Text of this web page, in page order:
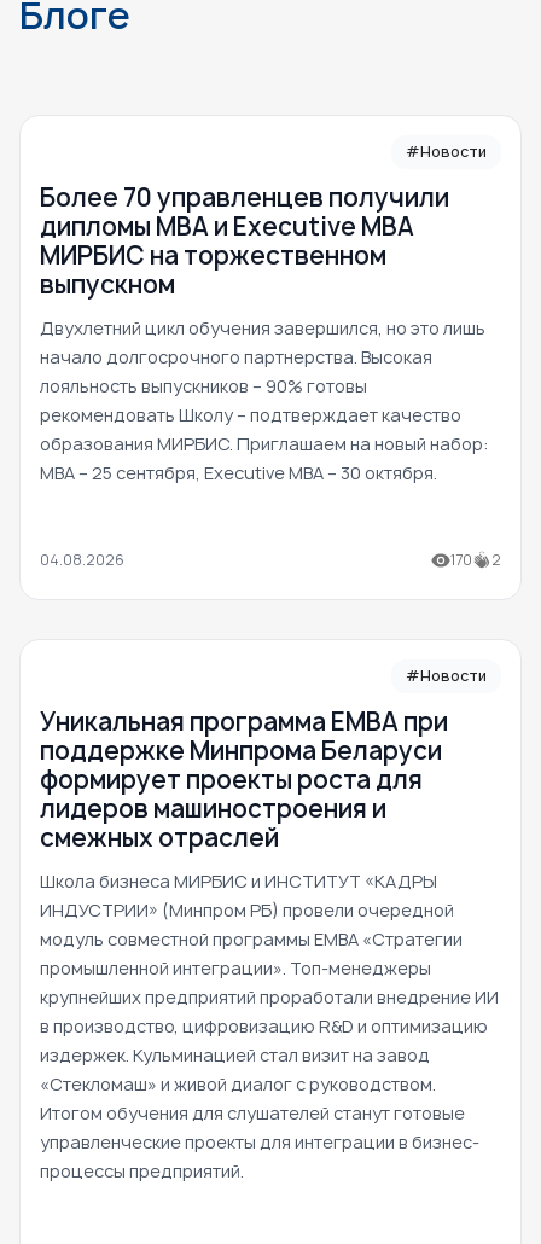
Блоге
#Новости
Более 70 управленцев получили
дипломы MBA и Executive MBA
МИРБИС на торжественном
выпускном
Двухлетний цикл обучения завершился, но это лишь
начало долгосрочного партнерства. Высокая
лояльность выпускников – 90% готовы
рекомендовать Школу – подтверждает качество
образования МИРБИС. Приглашаем на новый набор:
MBA – 25 сентября, Executive MBA – 30 октября.
04.08.2026 170 2
#Новости
Уникальная программа ЕМВА при
поддержке Минпрома Беларуси
формирует проекты роста для
лидеров машиностроения и
смежных отраслей
Школа бизнеса МИРБИС и ИНСТИТУТ «КАДРЫ
ИНДУСТРИИ» (Минпром РБ) провели очередной
модуль совместной программы EMBA «Стратегии
промышленной интеграции». Топ-менеджеры
крупнейших предприятий проработали внедрение ИИ
в производство, цифровизацию R&D и оптимизацию
издержек. Кульминацией стал визит на завод
«Стекломаш» и живой диалог с руководством.
Итогом обучения для слушателей станут готовые
управленческие проекты для интеграции в бизнес-
процессы предприятий.